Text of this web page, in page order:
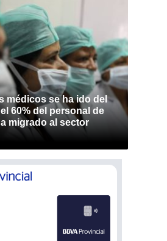
médicos se ha ido del
60% del personal de
migrado al sector